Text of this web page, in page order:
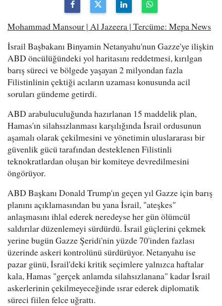
Mohammad Mansour | Al Jazeera | Tercüme: Mepa News
İsrail Başbakanı Binyamin Netanyahu'nun Gazze'ye ilişkin
ABD öncülüğündeki yol haritasını reddetmesi, kırılgan
barış süreci ve bölgede yaşayan 2 milyondan fazla
Filistinlinin çektiği acıların uzaması konusunda acil
soruları gündeme getirdi.
ABD arabuluculuğunda hazırlanan 15 maddelik plan,
Hamas'ın silahsızlanması karşılığında İsrail ordusunun
aşamalı olarak çekilmesini ve yönetimin uluslararası bir
güvenlik gücü tarafından desteklenen Filistinli
teknokratlardan oluşan bir komiteye devredilmesini
öngörüyor.
ABD Başkanı Donald Trump'ın geçen yıl Gazze için barış
planını açıklamasından bu yana İsrail, "ateşkes"
anlaşmasını ihlal ederek neredeyse her gün ölümcül
saldırılar düzenlemeyi sürdürdü. İsrail güçlerini çekmek
yerine bugün Gazze Şeridi'nin yüzde 70'inden fazlası
üzerinde askeri kontrolünü sürdürüyor. Netanyahu ise
pazar günü, İsrail'deki kritik seçimlere yalnızca haftalar
kala, Hamas "gerçek anlamda silahsızlanana" kadar İsrail
askerlerinin çekilmeyeceğinde ısrar ederek diplomatik
süreci fiilen felce uğrattı.